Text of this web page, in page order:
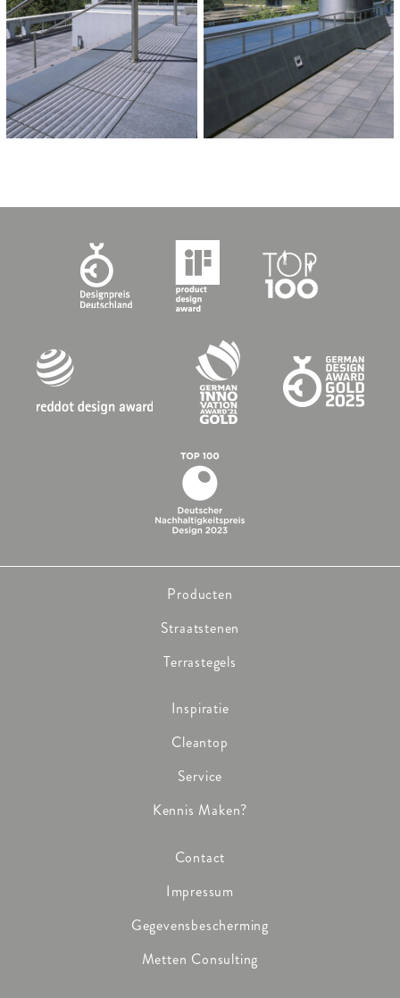
Producten
Straatstenen
Terrastegels
Inspiratie
Cleantop
Service
Kennis Maken?
Contact
Impressum
Gegevensbescherming
Metten Consulting